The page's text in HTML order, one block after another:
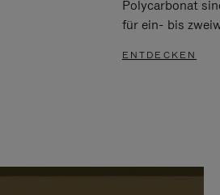
Polycarbonat
für ein- bis
ENTDECKEN